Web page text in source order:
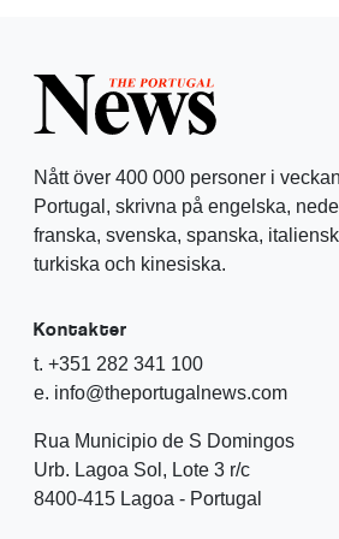
Nått över 400 000 personer i
Portugal, skrivna på engelska,
franska, svenska, spanska,
turkiska och kinesiska.
Kontakter
t. +351 282 341 100
e. info@theportugalnews.com
Rua Municipio de S Domingos
Urb. Lagoa Sol, Lote 3 r/c
8400-415 Lagoa - Portugal